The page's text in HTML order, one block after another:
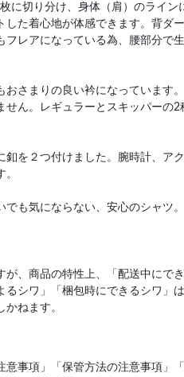
に切り分け、身体（肩）のライン
した着心地が体感できます。背ダ
レアになっている為、腰部分で
さまりの良い衿になっています
せん。レギュラーとスキッパーの2
を２つ付けました。腕時計、ア
も気にならない、安心のシャツ
、商品の特性上、「配送中にで
シワ」「梱包時にできるシワ」
ねます。
事項」「保管方法の注意事項」